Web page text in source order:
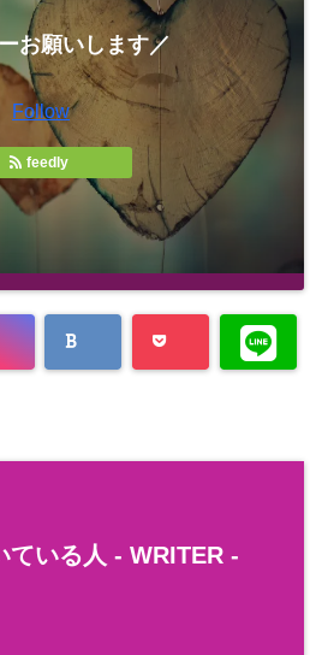
お願いします／
Follow
feedly
ている人 - WRITER -